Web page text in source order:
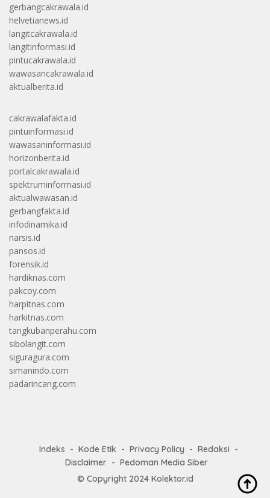
gerbangcakrawala.id
helvetianews.id
langitcakrawala.id
langitinformasi.id
pintucakrawala.id
wawasancakrawala.id
aktualberita.id
cakrawalafakta.id
pintuinformasi.id
wawasaninformasi.id
horizonberita.id
portalcakrawala.id
spektruminformasi.id
aktualwawasan.id
gerbangfakta.id
infodinamika.id
narsis.id
pansos.id
forensik.id
hardiknas.com
pakcoy.com
harpitnas.com
harkitnas.com
tangkubanperahu.com
sibolangit.com
siguragura.com
simanindo.com
padarincang.com
Indeks Kode Etik Privacy Policy
Redaksi
Disclaimer
Pedoman Media Siber
© Copyright 2024 Kolektor.id